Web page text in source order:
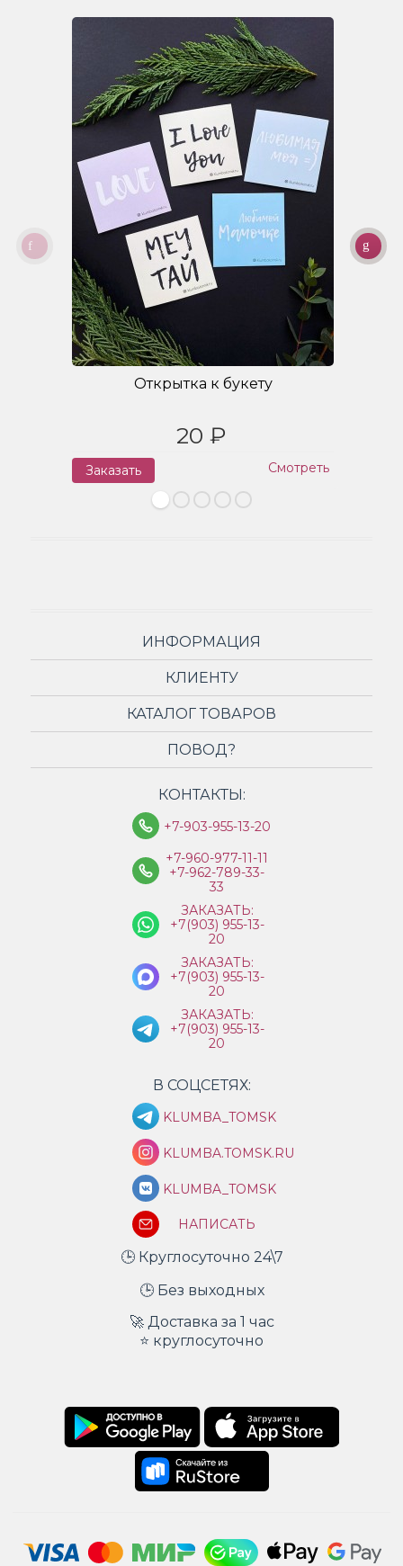
Открытка к букету
20 ₽
Заказать Смотреть
ИНФОРМАЦИЯ
КЛИЕНТУ
КАТАЛОГ ТОВАРОВ
ПОВОД?
КОНТАКТЫ:
+7-903-955-13-20
+7-960-977-11-11
+7-962-789-33-
33
ЗАКАЗАТЬ:
+7(903) 955-13-
20
ЗАКАЗАТЬ:
+7(903) 955-13-
20
ЗАКАЗАТЬ:
+7(903) 955-13-
20
В СОЦСЕТЯХ:
KLUMBA_TOMSK
KLUMBA.TOMSK.RU
KLUMBA_TOMSK
НАПИСАТЬ
🕒 Круглосуточно 24\7
🕒 Без выходных
🚀 Доставка за 1 час
⭐ круглосуточно